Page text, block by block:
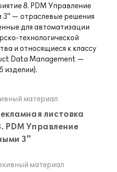
8. PDM Управление
— отраслевые решения
для автоматизации
технологической
и относящиеся к классу
Data Management —
изделии).
материал
листовка
PDM Управление
3"
материал